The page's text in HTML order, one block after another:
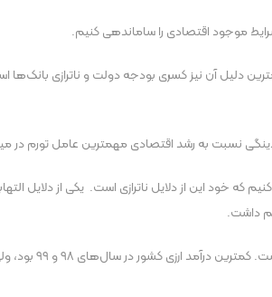
موجود اقتصادی را ساماندهی کنیم.
دلیل آن نیز کسری بودجه دولت و ناترازی بانک‌ها
نقدینگی نسبت به رشد اقتصادی مهمترین عامل تورم
این از دلایل ناترازی است. یکی از دلایل
داشت.
وی با بیان اینکه مدیریت بازار ارز در